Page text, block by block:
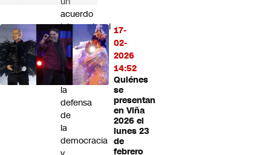
17-
02-
2026
14:52
Quiénes
se
presentan
en Viña
2026 el
lunes 23
de
febrero
acuerdo
internacional
respecto
al
rol
en
la
defensa
de
la
democracia